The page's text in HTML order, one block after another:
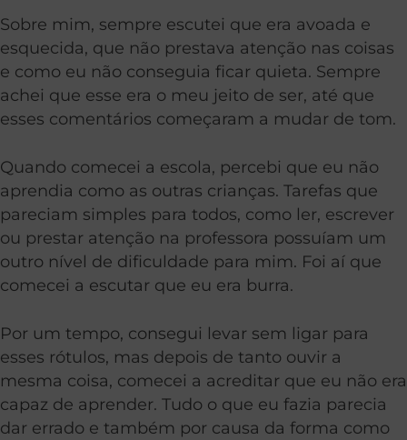
Sobre mim, sempre escutei que era avoada e
esquecida, que não prestava atenção nas coisas
e como eu não conseguia ficar quieta. Sempre
achei que esse era o meu jeito de ser, até que
esses comentários começaram a mudar de tom.
Quando comecei a escola, percebi que eu não
aprendia como as outras crianças. Tarefas que
pareciam simples para todos, como ler, escrever
ou prestar atenção na professora possuíam um
outro nível de dificuldade para mim. Foi aí que
comecei a escutar que eu era burra.
Por um tempo, consegui levar sem ligar para
esses rótulos, mas depois de tanto ouvir a
mesma coisa, comecei a acreditar que eu não era
capaz de aprender. Tudo o que eu fazia parecia
dar errado e também por causa da forma como